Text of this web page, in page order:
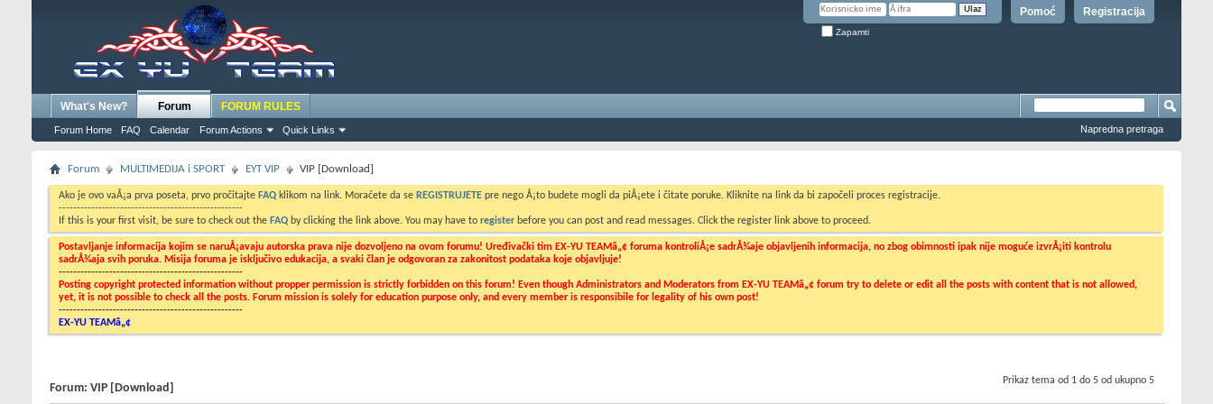
Registracija
Pomoć
Zapamti
What's New? Forum
Forum Home FAQ Calendar Forum Actions Quick Links
FORUM RULES
Napredna pretraga
Forum MULTIMEDIJA i SPORT EYT VIP VIP [Download]
Ako je ovo vaÅ¡a prva poseta, prvo pročitajte FAQ klikom na link. Moraćete da se REGISTRUJETE pre nego Å¡to budete mogli da piÅ¡ete i čitate poruke. Kliknite na link da bi započeli proces registracije.
---------------------------------------------------
If this is your first visit, be sure to check out the FAQ by clicking the link above. You may have to register before you can post and read messages. Click the register link above to proceed.
Postavljanje informacija kojim se naruÅ¡avaju autorska prava nije dozvoljeno na ovom forumu! Uređivački tim EX-YU TEAMâ„¢ foruma kontroliÅ¡e sadrÅ¾aje objavljenih informacija, no zbog obimnosti ipak nije moguće izvrÅ¡iti kontrolu
sadrÅ¾aja svih poruka. Misija foruma je isključivo edukacija, a svaki član je odgovoran za zakonitost podataka koje objavljuje!
---------------------------------------------------
Posting copyright protected information without propper permission is strictly forbidden on this forum! Even though Administrators and Moderators from EX-YU TEAMâ„¢ forum try to delete or edit all the posts with content that is not allowed,
yet, it is not possible to check all the posts. Forum mission is solely for education purpose only, and every member is responsibile for legality of his own post!
---------------------------------------------------
EX-YU TEAMâ„¢
Prikaz tema od 1 do 5 od ukupno 5
Forum: VIP [Download]